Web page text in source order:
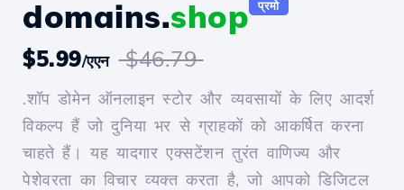
domains.shop प्रमो
$5.99/एएन $46.79
.शॉप डोमेन ऑनलाइन स्टोर और व्यवसायों के लिए आदर्श
विकल्प हैं जो दुनिया भर से ग्राहकों को आकर्षित करना
चाहते हैं। यह यादगार एक्सटेंशन तुरंत वाणिज्य और
पेशेवरता का विचार व्यक्त करता है, जो आपको डिजिटल